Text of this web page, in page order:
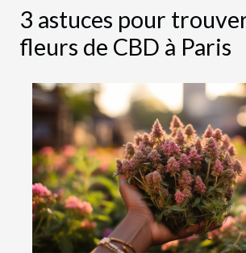
3 astuces pour
fleurs de CBD à Paris